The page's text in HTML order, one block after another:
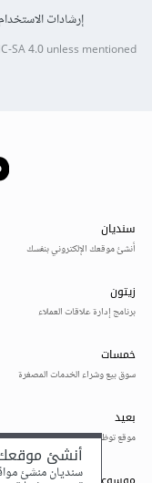
إرشادات الاستخدام
SA 4.0unless mentioned